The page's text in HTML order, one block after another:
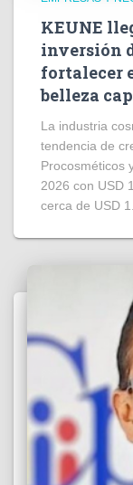
KEUNE
inversión
fortalecer
belleza
La industria
tendencia de
Procosméticos
2026 con USD
cerca de USD